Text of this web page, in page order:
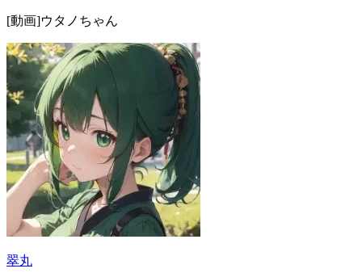
[動画]ウタノちゃん
翠丸